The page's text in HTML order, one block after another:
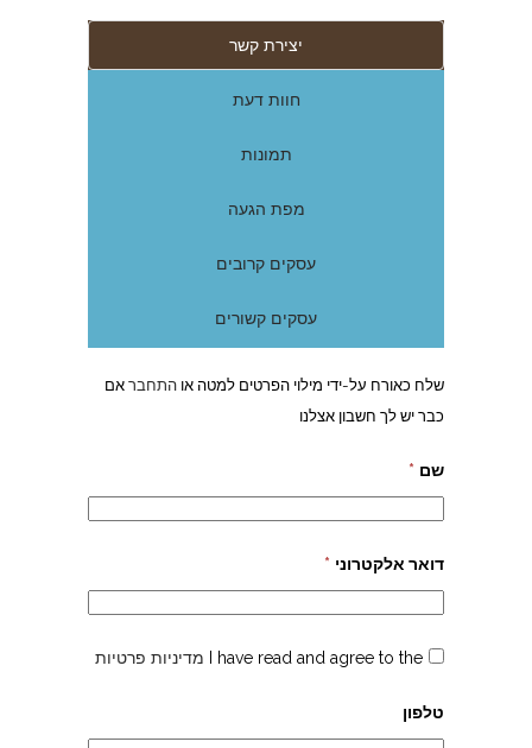
יצירת קשר
חוות דעת
תמונות
מפת הגעה
עסקים קרובים
עסקים קשורים
שלח כאורח על-ידי מילוי הפרטים למטה או התחבראם
כבר יש לך חשבון אצלנו
שם *
דואר אלקטרוני *
I have read and agree to the מדיניות פרטיות
טלפון